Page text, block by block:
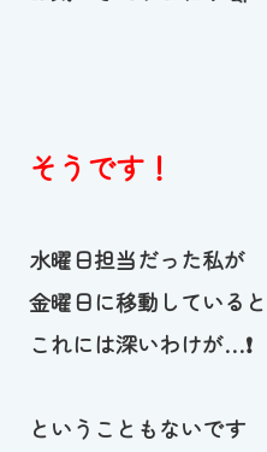
そうです！
水曜日担当だった私が
金曜日に移動している
これには深いわけが…❗
ということもないです